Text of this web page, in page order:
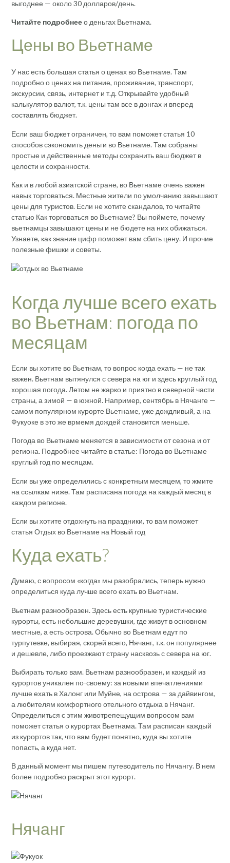
выгоднее — около 30 долларов/день.
Читайте подробнеео деньгах Вьетнама.
Цены во Вьетнаме
У нас есть большая статья о ценах во Вьетнаме. Там
подробно о ценах на питание, проживание, транспорт,
экскурсии, связь, интернет и т.д. Открывайте удобный
калькулятор валют, т.к. цены там все в донгах и вперед
составлять бюджет.
Если ваш бюджет ограничен, то вам поможет статья 10
способов сэкономить деньги во Вьетнаме. Там собраны
простые и действенные методы сохранить ваш бюджет в
целости и сохранности.
Как и в любой азиатской стране, во Вьетнаме очень важен
навык торговаться. Местные жители по умолчанию завышают
цены для туристов. Если не хотите скандалов, то читайте
статью Как торговаться во Вьетнаме? Вы поймете, почему
вьетнамцы завышают цены и не бюдете на них обижаться.
Узнаете, как знание цифр поможет вам сбить цену. И прочие
полезные фишки и советы.
Когда лучше всего ехать
во Вьетнам: погода по
месяцам
Если вы хотите во Вьетнам, то вопрос когда ехать — не так
важен. Вьетнам вытянулся с севера на юг и здесь круглый год
хорошая погода. Летом не жарко и приятно в северной части
страны, а зимой — в южной. Например, сентябрь в Нячанге —
самом популярном курорте Вьетнаме, уже дождливый, а на
Фукуоке в это же врмемя дождей становится меньше.
Погода во Вьетнаме меняется в зависимости от сезона и от
региона. Подробнее читайте в статье: Погода во Вьетнаме
круглый год по месяцам.
Если вы уже определились с конкретным месяцем, то жмите
на ссылкам ниже. Там расписана погода на каждый месяц в
каждом регионе.
Если вы хотите отдохнуть на праздники, то вам поможет
статья Отдых во Вьетнаме на Новый год
Куда ехать?
Думаю, с вопросом «когда» мы разобрались, теперь нужно
определиться куда лучше всего ехать во Вьетнам.
Вьетнам разнообразен. Здесь есть крупные туристические
курорты, есть небольшие деревушки, где живут в основном
местные, а есть острова. Обычно во Вьетнам едут по
турпутевке, выбирая, скорей всего, Нячанг, т.к. он популярнее
и дешевле, либо проезжают страну насквозь с севера на юг.
Выбирать только вам. Вьетнам разнообразен, и каждый из
курортов уникален по-своему: за новыми впечатлениями
лучше ехать в Халонг или Муйне, на острова — за дайвингом,
а любителям комфортного отельного отдыха в Нячанг.
Определиться с этим животрепещущим вопросом вам
поможет статья о курортах Вьетнама. Там расписан каждый
из курортов так, что вам будет понятно, куда вы хотите
попасть, а куда нет.
В данный момент мы пишем путеводитель по Нячангу. В нем
более подробно раскрыт этот курорт.
Нячанг